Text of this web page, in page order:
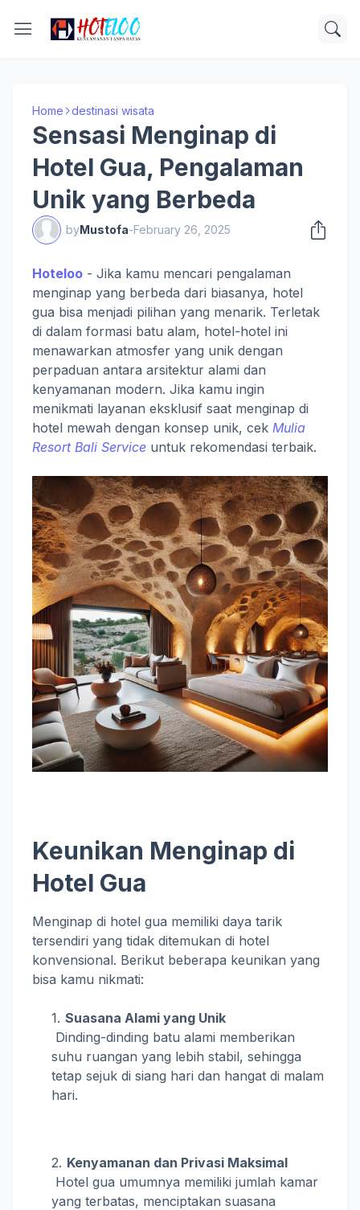
Home destinasi wisata
Sensasi Menginap di
Hotel Gua, Pengalaman
Unik yang Berbeda
byMustofa-February 26, 2025
Hoteloo - Jika kamu mencari pengalaman
menginap yang berbeda dari biasanya, hotel
gua bisa menjadi pilihan yang menarik. Terletak
di dalam formasi batu alam, hotel-hotel ini
menawarkan atmosfer yang unik dengan
perpaduan antara arsitektur alami dan
kenyamanan modern. Jika kamu ingin
menikmati layanan eksklusif saat menginap di
hotel mewah dengan konsep unik, cek Mulia
Resort Bali Service untuk rekomendasi terbaik.
Keunikan Menginap di
Hotel Gua
Menginap di hotel gua memiliki daya tarik
tersendiri yang tidak ditemukan di hotel
konvensional. Berikut beberapa keunikan yang
bisa kamu nikmati:
Suasana Alami yang Unik
Dinding-dinding batu alami memberikan
suhu ruangan yang lebih stabil, sehingga
tetap sejuk di siang hari dan hangat di malam
hari.
Kenyamanan dan Privasi Maksimal
Hotel gua umumnya memiliki jumlah kamar
yang terbatas, menciptakan suasana